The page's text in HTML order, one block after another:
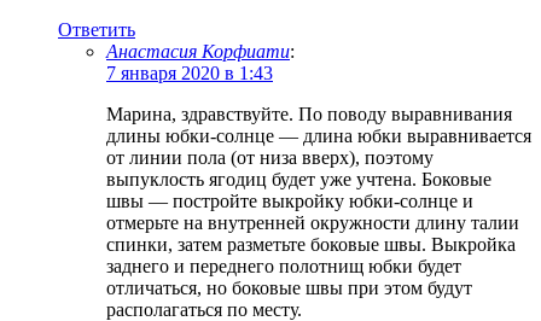
Ответить
Анастасия Корфиати:
7 января 2020 в 1:43
Марина, здравствуйте. По поводу выравнивания
длины юбки-солнце — длина юбки выравнивается
от линии пола (от низа вверх), поэтому
выпуклость ягодиц будет уже учтена. Боковые
швы — постройте выкройку юбки-солнце и
отмерьте на внутренней окружности длину талии
спинки, затем разметьте боковые швы. Выкройка
заднего и переднего полотнищ юбки будет
отличаться, но боковые швы при этом будут
располагаться по месту.